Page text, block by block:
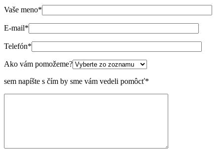
Vaše meno*
E-mail*
Telefón*
Ako vám pomožeme?
sem napíšte s čím by sme vám vedeli pomôcť*